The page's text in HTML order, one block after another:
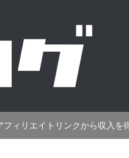
ィリエイトリンクから収入を